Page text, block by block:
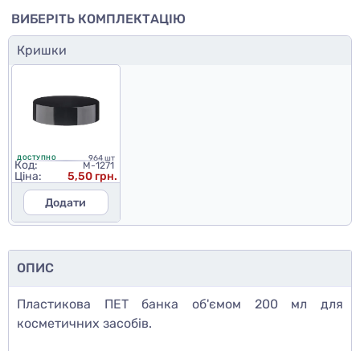
ВИБЕРІТЬ КОМПЛЕКТАЦІЮ
Кришки
ДОСТУПНО 964 шт
Код: M-1271
Ціна:
5,50 грн.
Додати
ОПИС
Пластикова ПЕТ банка об'ємом 200 мл для
косметичних засобів.